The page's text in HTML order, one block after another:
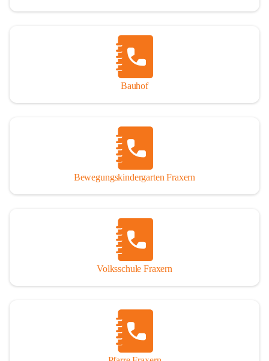
Bauhof
Bewegungskindergarten Fraxern
Volksschule Fraxern